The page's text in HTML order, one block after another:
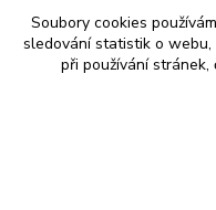
Soubory cookies
sledování statistik o
při používání stránek,